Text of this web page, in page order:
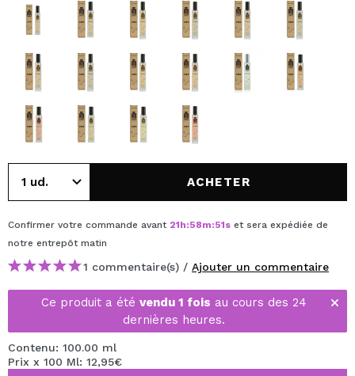
ACHETER
Confirmer votre commande avant 21h:58m:51s et sera expédiée de
notre entrepôt matin
1 commentaire(s) / Ajouter un commentaire
Ce produit a été vendu 1 fois au cours des 24
dernières heures.
Contenu: 100.00 ml
Prix x 100 Ml: 12,95€